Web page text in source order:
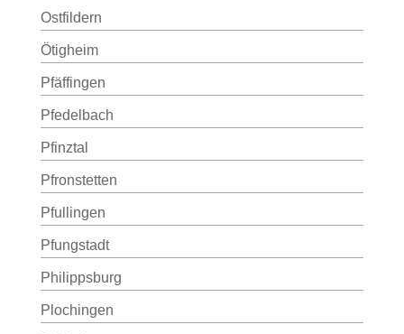
Ostfildern
Ötigheim
Pfäffingen
Pfedelbach
Pfinztal
Pfronstetten
Pfullingen
Pfungstadt
Philippsburg
Plochingen